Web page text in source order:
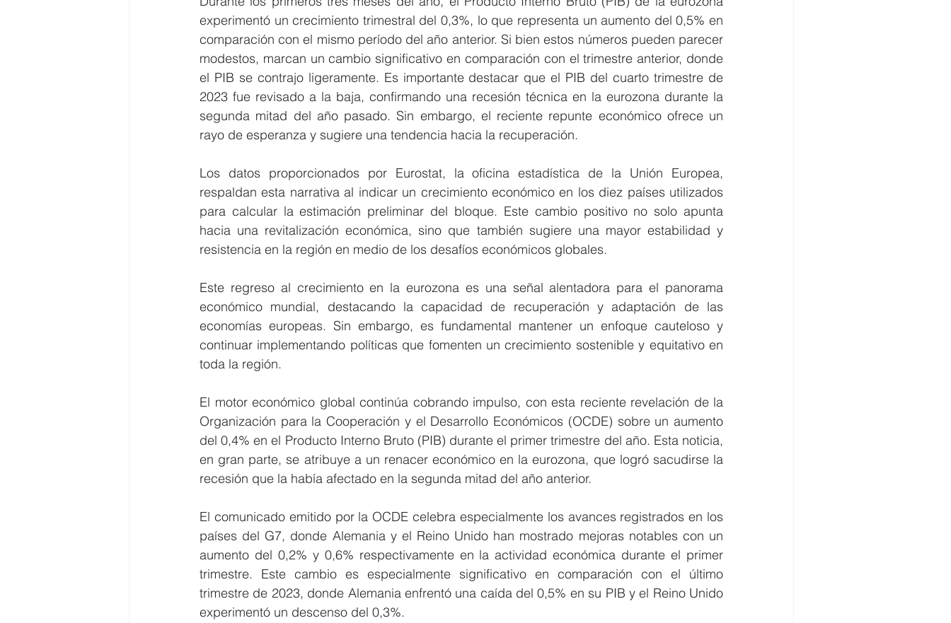
experimentó un crecimiento trimestral del 0,3%, lo que representa un aumento del 0,5% en
comparación con el mismo período del año anterior. Si bien estos números pueden parecer
modestos, marcan un cambio significativo en comparación con el trimestre anterior, donde
el PIB se contrajo ligeramente. Es importante destacar que el PIB del cuarto trimestre de
2023 fue revisado a la baja, confirmando una recesión técnica en la eurozona durante la
segunda mitad del año pasado. Sin embargo, el reciente repunte económico ofrece un
rayo de esperanza y sugiere una tendencia hacia la recuperación.
Los datos proporcionados por Eurostat, la oficina estadística de la Unión Europea,
respaldan esta narrativa al indicar un crecimiento económico en los diez países utilizados
para calcular la estimación preliminar del bloque. Este cambio positivo no solo apunta
hacia una revitalización económica, sino que también sugiere una mayor estabilidad y
resistencia en la región en medio de los desafíos económicos globales.
Este regreso al crecimiento en la eurozona es una señal alentadora para el panorama
económico mundial, destacando la capacidad de recuperación y adaptación de las
economías europeas. Sin embargo, es fundamental mantener un enfoque cauteloso y
continuar implementando políticas que fomenten un crecimiento sostenible y equitativo en
toda la región.
El motor económico global continúa cobrando impulso, con esta reciente revelación de la
Organización para la Cooperación y el Desarrollo Económicos (OCDE) sobre un aumento
del 0,4% en el Producto Interno Bruto (PIB) durante el primer trimestre del año. Esta noticia,
en gran parte, se atribuye a un renacer económico en la eurozona, que logró sacudirse la
recesión que la había afectado en la segunda mitad del año anterior.
El comunicado emitido por la OCDE celebra especialmente los avances registrados en los
países del G7, donde Alemania y el Reino Unido han mostrado mejoras notables con un
aumento del 0,2% y 0,6% respectivamente en la actividad económica durante el primer
trimestre. Este cambio es especialmente significativo en comparación con el último
trimestre de 2023, donde Alemania enfrentó una caída del 0,5% en su PIB y el Reino Unido
experimentó un descenso del 0,3%.